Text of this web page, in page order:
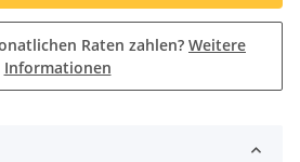
Raten zahlen? Weitere
Informationen